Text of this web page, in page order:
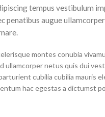
tempus vestibulum
penatibus augue
montes conubia
ullamcorper netus quis dui
cubilia cubilia mauris
hac egestas a dictumst